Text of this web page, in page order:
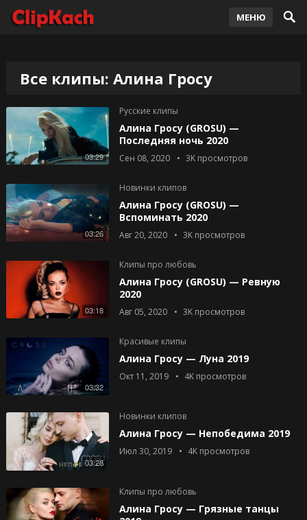
МЕНЮ
Все клипы: Алина Гросу
03:29
Русские клипы
Алина Гросу (GROSU) —
Последняя ночь 2020
Сен 08, 2020 3Kпросмотров
03:26
Новинки клипов
Алина Гросу (GROSU) —
Вспоминать 2020
Авг 20, 2020 3Kпросмотров
03:18
Клипы про любовь
Алина Гросу (GROSU) — Ревную
2020
Авг 05, 2020 3Kпросмотров
03:32
Красивые клипы
Алина Гросу — Луна 2019
Окт 11, 2019 4Kпросмотров
03:28
Новинки клипов
Алина Гросу — Непобедима 2019
Июл 30, 2019 4Kпросмотров
Клипы про любовь
Алина Гросу — Грязные танцы